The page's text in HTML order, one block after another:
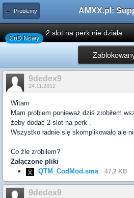
← Problemy
CoD Nowy
2 slot na perk nie działa
9dedex9
24.11.2012
Witam
Mam problem ponieważ dziś zrobiłem
żeby dodać 2 slot na perk .
Wszystko ładnie się skomplikowało ale
Co źle zrobiłem?
Załączone pliki
QTM_CodMod.sma
47,2 KB
9dedex9